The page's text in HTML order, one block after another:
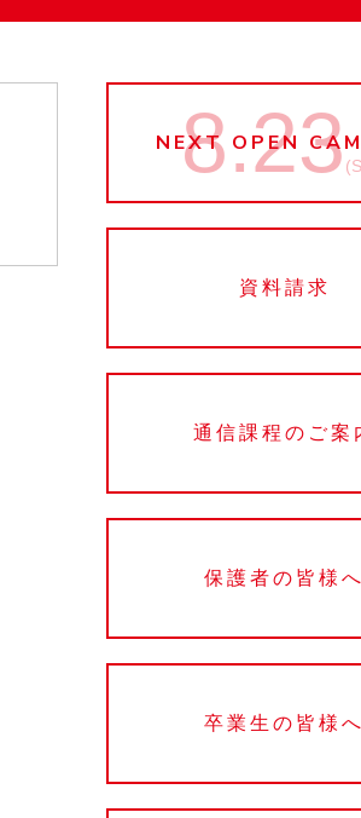
NEXT OPEN
8.23
資料請求
通信課程のご案
保護者の皆様へ
卒業生の皆様へ